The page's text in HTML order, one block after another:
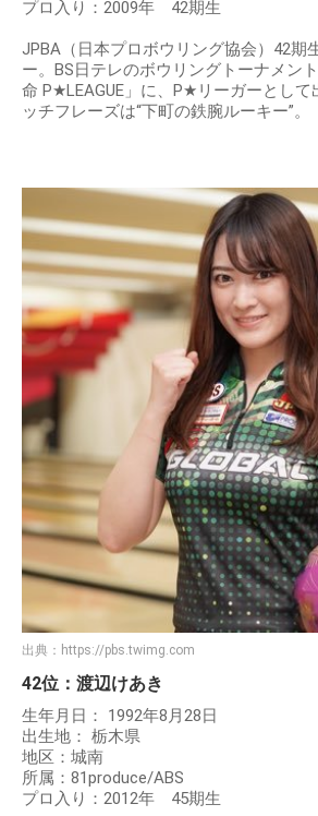
プロ入り：2009年 42期生
JPBA（日本プロボウリング協会）42期
ー。BS日テレのボウリングトーナメン
命 P★LEAGUE」に、P★リーガーとして
ッチフレーズは“下町の鉄腕ルーキー”。
出典： https://pbs.twimg.com
42位：渡辺けあき
生年月日： 1992年8月28日
出生地： 栃木県
地区：城南
所属：81produce/ABS
プロ入り：2012年 45期生